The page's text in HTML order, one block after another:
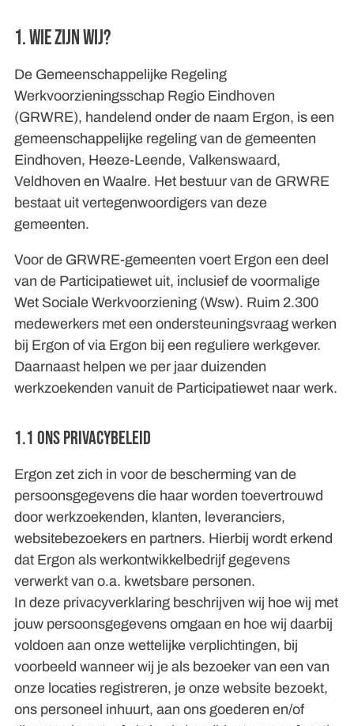
1. Wie zijn wij?
De Gemeenschappelijke Regeling
Werkvoorzieningsschap Regio Eindhoven
(GRWRE), handelend onder de naam Ergon, is een
gemeenschappelijke regeling van de gemeenten
Eindhoven, Heeze-Leende, Valkenswaard,
Veldhoven en Waalre. Het bestuur van de GRWRE
bestaat uit vertegenwoordigers van deze
gemeenten.
Voor de GRWRE-gemeenten voert Ergon een deel
van de Participatiewet uit, inclusief de voormalige
Wet Sociale Werkvoorziening (Wsw). Ruim 2.300
medewerkers met een ondersteuningsvraag werken
bij Ergon of via Ergon bij een reguliere werkgever.
Daarnaast helpen we per jaar duizenden
werkzoekenden vanuit de Participatiewet naar werk.
1.1 Ons privacybeleid
Ergon zet zich in voor de bescherming van de
persoonsgegevens die haar worden toevertrouwd
door werkzoekenden, klanten, leveranciers,
websitebezoekers en partners. Hierbij wordt erkend
dat Ergon als werkontwikkelbedrijf gegevens
verwerkt van o.a. kwetsbare personen.
In deze privacyverklaring beschrijven wij hoe wij met
jouw persoonsgegevens omgaan en hoe wij daarbij
voldoen aan onze wettelijke verplichtingen, bij
voorbeeld wanneer wij je als bezoeker van een van
onze locaties registreren, je onze website bezoekt,
ons personeel inhuurt, aan ons goederen en/of